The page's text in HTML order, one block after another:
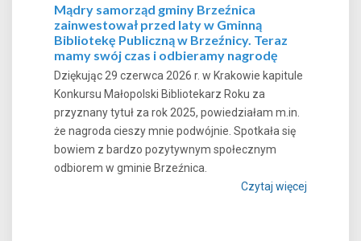
Mądry samorząd gminy Brzeźnica
zainwestował przed laty w Gminną
Bibliotekę Publiczną w Brzeźnicy. Teraz
mamy swój czas i odbieramy nagrodę
Dziękując 29 czerwca 2026 r. w Krakowie kapitule
Konkursu Małopolski Bibliotekarz Roku za
przyznany tytuł za rok 2025, powiedziałam m.in.
że nagroda cieszy mnie podwójnie. Spotkała się
bowiem z bardzo pozytywnym społecznym
odbiorem w gminie Brzeźnica.
Czytaj więcej